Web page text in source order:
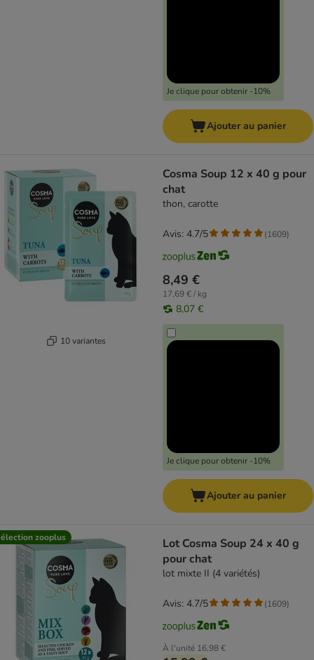
Je clique pour obtenir -10%
Ajouter au panier
10 variantes
Cosma Soup 12 x 40 g pour
chat
thon, carotte
8,49 €
17,69 € / kg
8,07 €
Je clique pour obtenir -10%
Avis: 4.7/5 (1609)
Ajouter au panier
zooplus
Lot Cosma Soup 24 x 40 g
pour chat
lot mixte II (4 variétés)
À l'unité 16,98 €
Avis: 4.7/5 (1609)